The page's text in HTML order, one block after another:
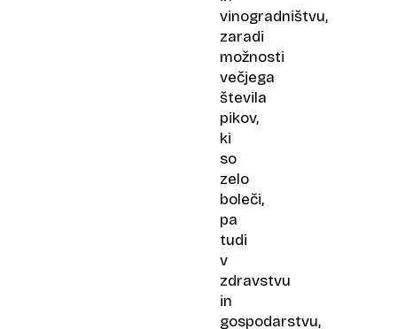
vinogradništvu,
zaradi
možnosti
večjega
števila
pikov,
ki
so
zelo
boleči,
pa
tudi
v
zdravstvu
in
gospodarstvu,